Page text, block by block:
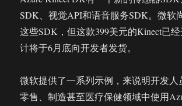
SDK、视觉API和语音服务SDK。微软
这些SDK，但这款399美元的Kinect已
计将于6月底向开发者发货。
微软提供了一系列示例，来说明开发人
零售、制造甚至医疗保健领域中使用